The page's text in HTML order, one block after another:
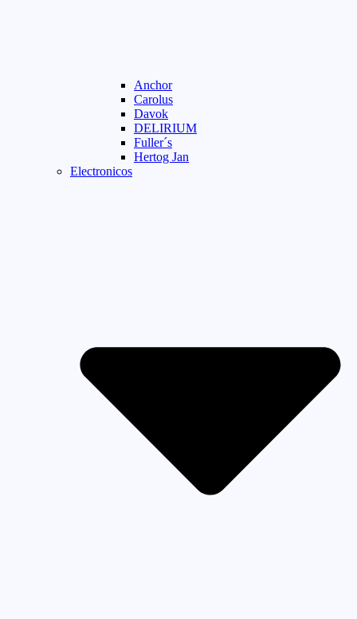
Anchor
Carolus
Davok
DELIRIUM
Fuller´s
Hertog Jan
Electronicos